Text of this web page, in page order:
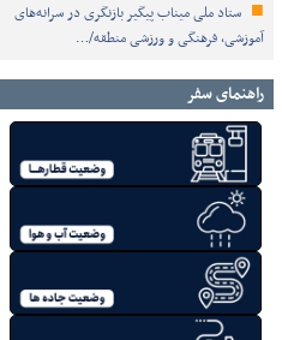
ستاد ملی میناب پیگیر بازنگری در سرانه‌های
آموزشی، فرهنگی و ورزشی منطقه/…
راهنمای سفر